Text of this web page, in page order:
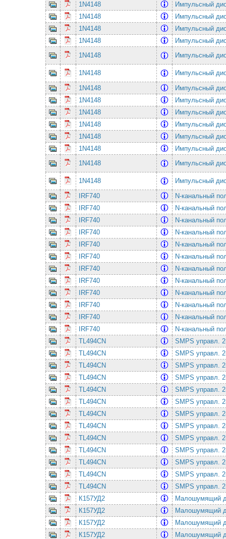
1N4148
Импульсный
1N4148
Импульсный
1N4148
Импульсный
1N4148
Импульсный
1N4148
Импульсный
1N4148
Импульсный
1N4148
Импульсный
1N4148
Импульсный
1N4148
Импульсный
1N4148
Импульсный
1N4148
Импульсный
1N4148
Импульсный
1N4148
Импульсный
1N4148
Импульсный
IRF740
N-канальный
IRF740
N-канальный
IRF740
N-канальный
IRF740
N-канальный
IRF740
N-канальный
IRF740
N-канальный
IRF740
N-канальный
IRF740
N-канальный
IRF740
N-канальный
IRF740
N-канальный
IRF740
N-канальный
IRF740
N-канальный
TL494CN
SMPS упpавл.
TL494CN
SMPS упpавл.
TL494CN
SMPS упpавл.
TL494CN
SMPS упpавл.
TL494CN
SMPS упpавл.
TL494CN
SMPS упpавл.
TL494CN
SMPS упpавл.
TL494CN
SMPS упpавл.
TL494CN
SMPS упpавл.
TL494CN
SMPS упpавл.
TL494CN
SMPS упpавл.
TL494CN
SMPS упpавл.
TL494CN
SMPS упpавл.
К157УД2
Малошумящий
К157УД2
Малошумящий
К157УД2
Малошумящий
К157УД2
Малошумящий